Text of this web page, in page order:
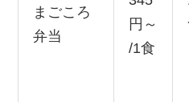
まごころ
弁当
円～
/1食